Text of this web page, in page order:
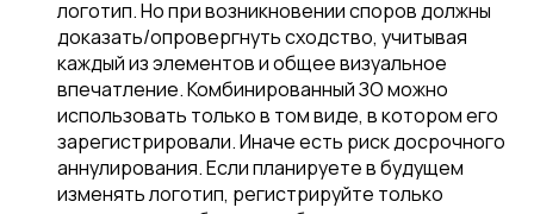
логотип. Но при возникновении споров должны
доказать/опровергнуть сходство, учитывая
каждый из элементов и общее визуальное
впечатление. Комбинированный ЗО можно
использовать только в том виде, в котором его
зарегистрировали. Иначе есть риск досрочного
аннулирования. Если планируете в будущем
изменять логотип, регистрируйте только